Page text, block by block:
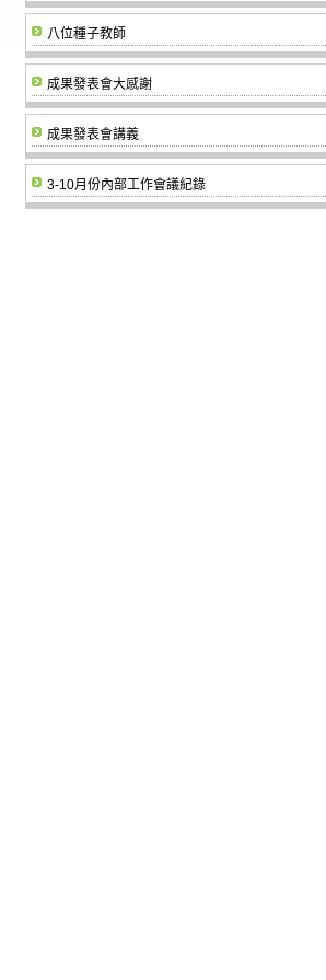
八位種子教師
成果發表會大感謝
成果發表會講義
3-10月份內部工作會議紀錄